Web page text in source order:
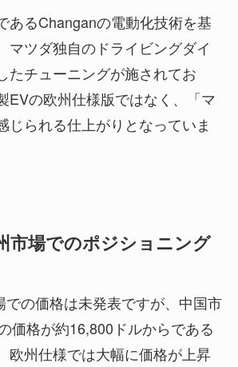
あるChanganの電動化技術を基
マツダ独自のドライビングダイ
たチューニングが施されてお
EVの欧州仕様版ではなく、「マ
じられる仕上がりとなっていま
市場でのポジショニング
での価格は未発表ですが、中国市
価格が約16,800ドルからである
欧州仕様では大幅に価格が上昇